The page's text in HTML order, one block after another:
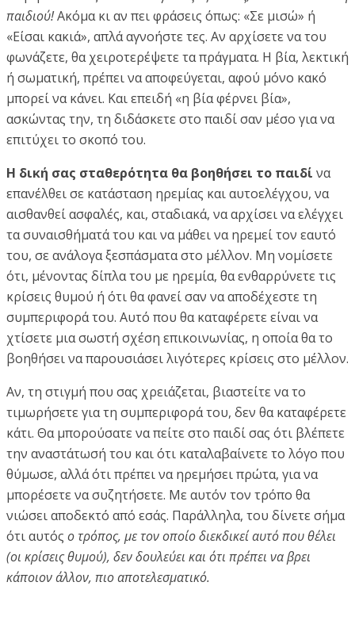
παιδιού!Ακόμα κι αν πει φράσεις όπως: «Σε μισώ» ή
«Είσαι κακιά», απλά αγνοήστε τες. Αν αρχίσετε να του
φωνάζετε, θα χειροτερέψετε τα πράγματα. Η βία, λεκτική
ή σωματική, πρέπει να αποφεύγεται, αφού μόνο κακό
μπορεί να κάνει. Και επειδή «η βία φέρνει βία»,
ασκώντας την, τη διδάσκετε στο παιδί σαν μέσο για να
επιτύχει το σκοπό του.
Η δική σας σταθερότητα θα βοηθήσει το παιδί να
επανέλθει σε κατάσταση ηρεμίας και αυτοελέγχου, να
αισθανθεί ασφαλές, και, σταδιακά, να αρχίσει να ελέγχει
τα συναισθήματά του και να μάθει να ηρεμεί τον εαυτό
του, σε ανάλογα ξεσπάσματα στο μέλλον. Μη νομίσετε
ότι, μένοντας δίπλα του με ηρεμία, θα ενθαρρύνετε τις
κρίσεις θυμού ή ότι θα φανεί σαν να αποδέχεστε τη
συμπεριφορά του. Αυτό που θα καταφέρετε είναι να
χτίσετε μια σωστή σχέση επικοινωνίας, η οποία θα το
βοηθήσει να παρουσιάσει λιγότερες κρίσεις στο μέλλον.
Αν, τη στιγμή που σας χρειάζεται, βιαστείτε να το
τιμωρήσετε για τη συμπεριφορά του, δεν θα καταφέρετε
κάτι. Θα μπορούσατε να πείτε στο παιδί σας ότι βλέπετε
την αναστάτωσή του και ότι καταλαβαίνετε το λόγο που
θύμωσε, αλλά ότι πρέπει να ηρεμήσει πρώτα, για να
μπορέσετε να συζητήσετε. Με αυτόν τον τρόπο θα
νιώσει αποδεκτό από εσάς. Παράλληλα, του δίνετε σήμα
ότι αυτός ο τρόπος, με τον οποίο διεκδικεί αυτό που θέλει
(οι κρίσεις θυμού), δεν δουλεύει και ότι πρέπει να βρει
κάποιον άλλον, πιο αποτελεσματικό.